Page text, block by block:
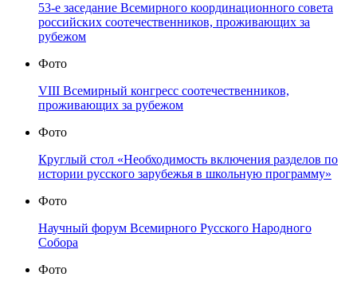
53-е заседание Всемирного координационного совета
российских соотечественников, проживающих за
рубежом
Фото
VIII Всемирный конгресс соотечественников,
проживающих за рубежом
Фото
Круглый стол «Необходимость включения разделов по
истории русского зарубежья в школьную программу»
Фото
Научный форум Всемирного Русского Народного
Собора
Фото